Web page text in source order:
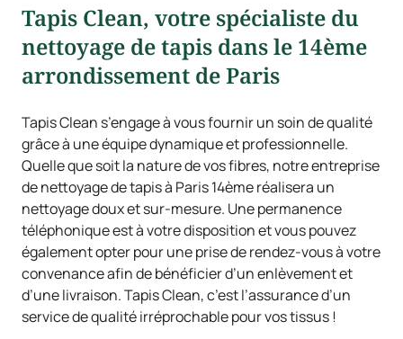
Tapis Clean, votre spécialiste du
nettoyage de tapis dans le 14ème
arrondissement de Paris
Tapis Clean s’engage à vous fournir un soin de qualité
grâce à une équipe dynamique et professionnelle.
Quelle que soit la nature de vos fibres, notre entreprise
de nettoyage de tapis à Paris 14ème réalisera un
nettoyage doux et sur-mesure. Une permanence
téléphonique est à votre disposition et vous pouvez
également opter pour une prise de rendez-vous à votre
convenance afin de bénéficier d’un enlèvement et
d’une livraison. Tapis Clean, c’est l’assurance d’un
service de qualité irréprochable pour vos tissus !